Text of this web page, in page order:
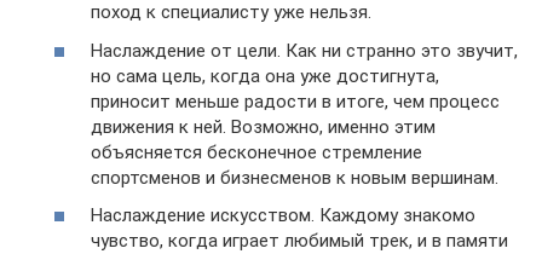
поход к специалисту уже нельзя.
Наслаждение от цели. Как ни странно это звучит,
но сама цель, когда она уже достигнута,
приносит меньше радости в итоге, чем процесс
движения к ней. Возможно, именно этим
объясняется бесконечное стремление
спортсменов и бизнесменов к новым вершинам.
Наслаждение искусством. Каждому знакомо
чувство, когда играет любимый трек, и в памяти